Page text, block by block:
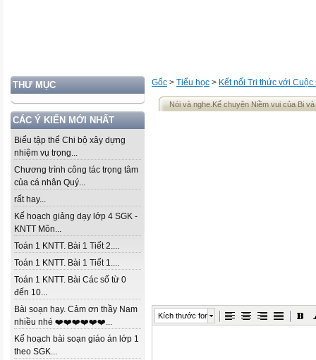
THƯ MỤC
CÁC Ý KIẾN MỚI NHẤT
Biểu tập thể Chi bộ xây dựng
nhiệm vụ trọng...
Chương trình công tác trọng tâm
của cá nhân Quý...
rất hay...
Kế hoạch giảng dạy lớp 4 SGK -
KNTT Môn...
Toán 1 KNTT. Bài 1 Tiết 2....
Toán 1 KNTT. Bài 1 Tiết 1....
Toán 1 KNTT. Bài Các số từ 0
đến 10...
Bài soạn hay. Cảm ơn thầy Nam
nhiều nhé ❤️❤️❤️❤️❤️❤️...
Kế hoạch bài soạn giáo án lớp 1
theo SGK...
Gốc > Tiểu học > Kết nối Tri thức với Cuộc
Nói và nghe.Kể chuyện Niềm vui của Bi và
Kích thước font